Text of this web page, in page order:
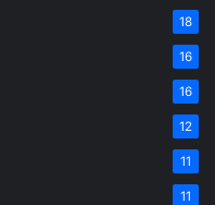
18
16
16
12
11
11